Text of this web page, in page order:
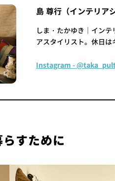
島 尊行（インテリア
しま・たかゆき｜インテ
アスタイリスト。休日は
Instagram -
すために